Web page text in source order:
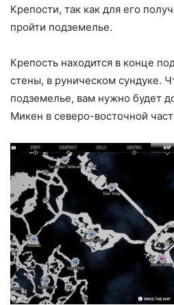
Крепости, так как для его
пройти подземелье.
Крепость находится в конце
стены, в руническом сундуке.
подземелье, вам нужно будет
Микен в северо-восточной